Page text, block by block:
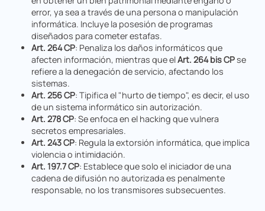
error, ya sea a través de una persona o manipulación
informática. Incluye la posesión de programas
diseñados para cometer estafas.
Art. 264 CP: Penaliza los daños informáticos que
afecten información, mientras que elArt. 264 bis CPse
refiere a la denegación de servicio, afectando los
sistemas.
Art. 256 CP: Tipifica el "hurto de tiempo", es decir, el uso
de un sistema informático sin autorización.
Art. 278 CP: Se enfoca en el hacking que vulnera
secretos empresariales.
Art. 243 CP: Regula la extorsión informática, que implica
violencia o intimidación.
Art. 197.7 CP: Establece que solo el iniciador de una
cadena de difusión no autorizada es penalmente
responsable, no los transmisores subsecuentes.